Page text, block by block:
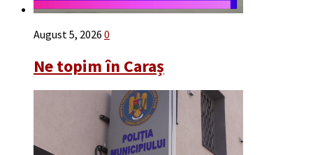
August 5, 2026 0
Ne topim în Caraș